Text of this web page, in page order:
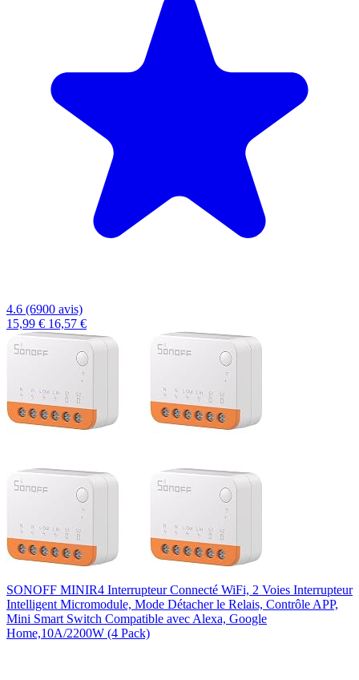
4.6 (6900 avis)
15,99 € 16,57 €
SONOFF MINIR4 Interrupteur Connecté WiFi, 2 Voies Interrupteur
Intelligent Micromodule, Mode Détacher le Relais, Contrôle APP,
Mini Smart Switch Compatible avec Alexa, Google
Home,10A/2200W (4 Pack)